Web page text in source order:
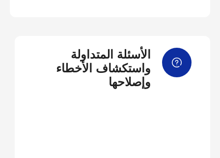
الأسئلة المتداولة
واستكشاف الأخطاء
وإصلاحها